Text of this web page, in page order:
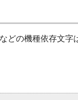
の機種依存文字